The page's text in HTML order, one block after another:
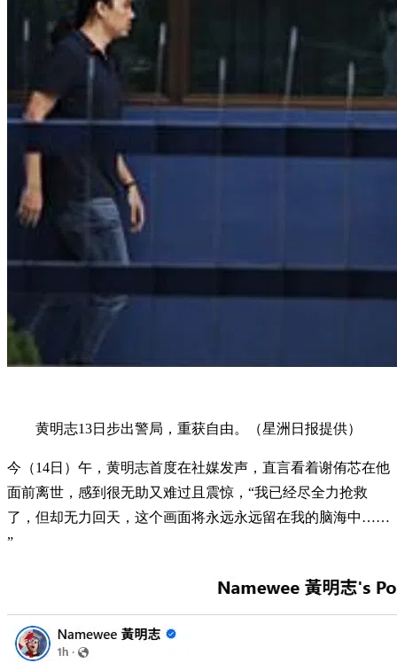
黄明志13日步出警局，重获自由。（星洲日报提供）
今（14日）午，黄明志首度在社媒发声，直言看着谢侑芯在他
面前离世，感到很无助又难过且震惊，“我已经尽全力抢救
了，但却无力回天，这个画面将永远永远留在我的脑海中……
”